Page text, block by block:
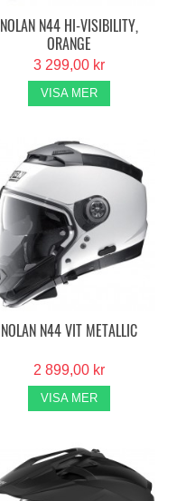
NOLAN N44 HI-VISIBILITY,
ORANGE
3 299,00 kr
VISA MER
NOLAN N44 VIT METALLIC
2 899,00 kr
VISA MER